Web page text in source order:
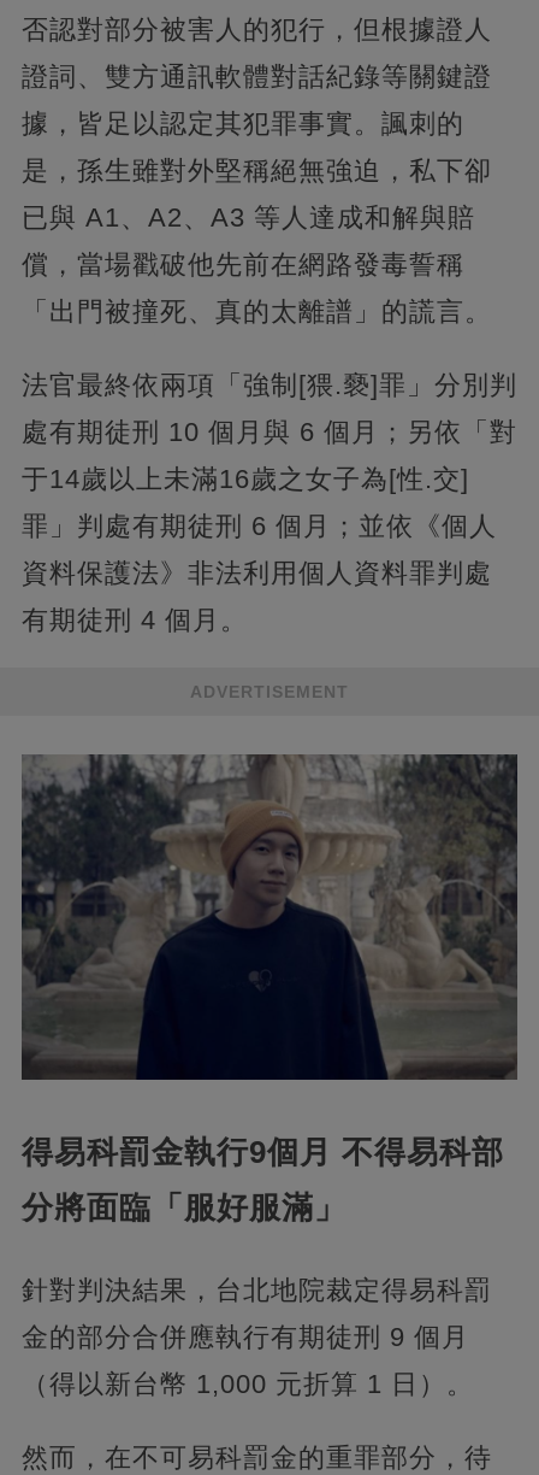
否認對部分被害人的犯行，但根據證人
證詞、雙方通訊軟體對話紀錄等關鍵證
據，皆足以認定其犯罪事實。諷刺的
是，孫生雖對外堅稱絕無強迫，私下卻
已與 A1、A2、A3 等人達成和解與賠
償，當場戳破他先前在網路發毒誓稱
「出門被撞死、真的太離譜」的謊言。
法官最終依兩項「強制[猥.褻]罪」分別判
處有期徒刑 10 個月與 6 個月；另依「對
于14歲以上未滿16歲之女子為[性.交]
罪」判處有期徒刑 6 個月；並依《個人
資料保護法》非法利用個人資料罪判處
有期徒刑 4 個月。
ADVERTISEMENT
得易科罰金執行9個月 不得易科部
分將面臨「服好服滿」
針對判決結果，台北地院裁定得易科罰
金的部分合併應執行有期徒刑 9 個月
（得以新台幣 1,000 元折算 1 日）。
然而，在不可易科罰金的重罪部分，待